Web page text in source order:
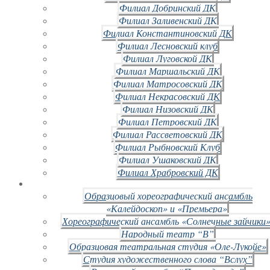
Филиал Добринский ДК
Филиал Заливенский ДК
Филиал Константиновский ДК
Филиал Лесновский клуб
Филиал Луговской ДК
Филиал Маршальский ДК
Филиал Матросовский ДК
Филиал Некрасовский ДК
Филиал Низовский ДК
Филиал Петровский ДК
Филиал Рассветовский ДК
Филиал Рыбновский Клуб
Филиал Ушаковский ДК
Филиал Храбровский ДК
Образцовый хореографический ансамбль
«Калейдоскоп» и «Премьера»
Хореографический ансамбль «Солнечные
Народный театр “В”
Образцовая театральная студия «Оле-Лукойе»
Студия художественного слова “Вслух”